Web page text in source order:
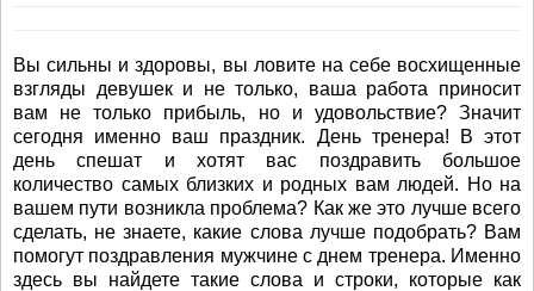
Вы сильны и здоровы, вы ловите на себе восхищенные
взгляды девушек и не только, ваша работа приносит
вам не только прибыль, но и удовольствие? Значит
сегодня именно ваш праздник. День тренера! В этот
день спешат и хотят вас поздравить большое
количество самых близких и родных вам людей. Но на
вашем пути возникла проблема? Как же это лучше всего
сделать, не знаете, какие слова лучше подобрать? Вам
помогут поздравления мужчине с днем тренера. Именно
здесь вы найдете такие слова и строки, которые как